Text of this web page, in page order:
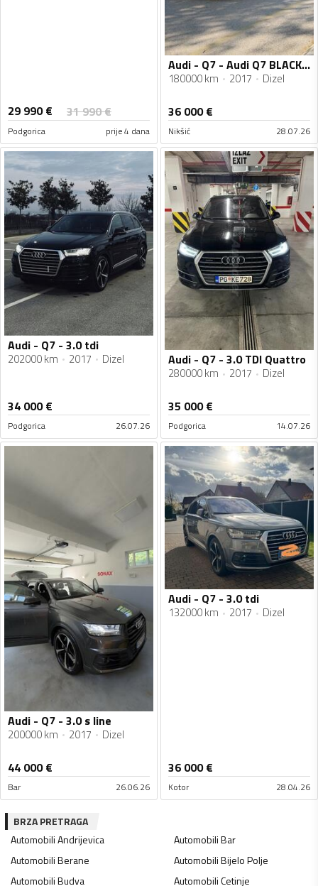
29 990€ 31 990€
Podgorica prije 4 dana
Audi - Q7 - Audi Q7 BLACK EDITION S LINE
180000 km 2017 Dizel
36 000€
Nikšić 28.07.26
Audi - Q7 - 3.0 tdi
202000 km 2017 Dizel
34 000€
Podgorica 26.07.26
Audi - Q7 - 3.0 TDI Quattro
280000 km 2017 Dizel
35 000€
Podgorica 14.07.26
Audi - Q7 - 3.0 s line
200000 km 2017 Dizel
44 000€
Bar 26.06.26
Audi - Q7 - 3.0 tdi
132000 km 2017 Dizel
36 000€
Kotor 28.04.26
BRZA PRETRAGA
AutomobiliAndrijevica AutomobiliBar
AutomobiliBerane AutomobiliBijelo Polje
AutomobiliBudva AutomobiliCetinje